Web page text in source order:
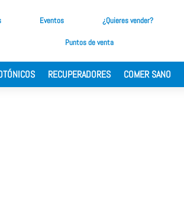
Eventos ¿Quieres vender?
Puntos de venta
RECUPERADORES COMER SANO